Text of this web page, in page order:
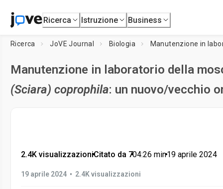
Ricerca Istruzione Business
Ricerca JoVE Journal Biologia Manutenzione in
Manutenzione in laboratorio della
(Sciara) coprophila: un nuovo/vecchio
2.4K visualizzazioni•Citato da 7•04:26 min•19 aprile 2024
19 aprile 2024 • 2.4K visualizzazioni